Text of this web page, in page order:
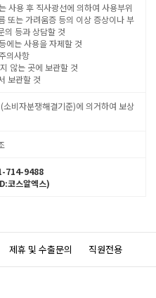
사용 후 직사광선에 의하여 사용부위
또는 가려움증 등의 이상 증상이나 부
의 등과 상담할 것
에는 사용을 자제할 것
의사항
않는 곳에 보관할 것
보관할 것
소비자분쟁해결기준)에 의거하여 보상
714-9488
코스알엑스)
제휴 및 수출문의 직원전용